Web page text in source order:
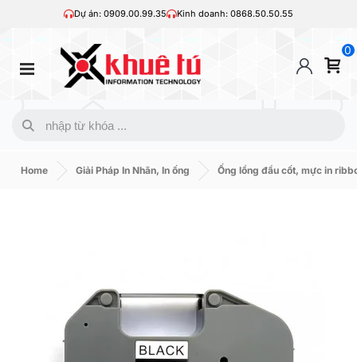
Dự án: 0909.00.99.35 Kinh doanh: 0868.50.50.55
0
Home Giải Pháp In Nhãn, In ống Ống lồng đầu cốt, mực in